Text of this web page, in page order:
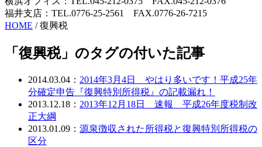
福井支店：TEL.0776-25-2561 FAX.0776-26-7215
HOME /復興税
「復興税」のタグの付いた記事
2014.03.04： 2014年3月4日 やはり多いです！平成25年
分確定申告『復興特別所得税』の記載漏れ！
2013.12.18： 2013年12月18日 速報 平成26年度税制改
正大綱
2013.01.09： 源泉徴収された所得税と復興特別所得税の
区分